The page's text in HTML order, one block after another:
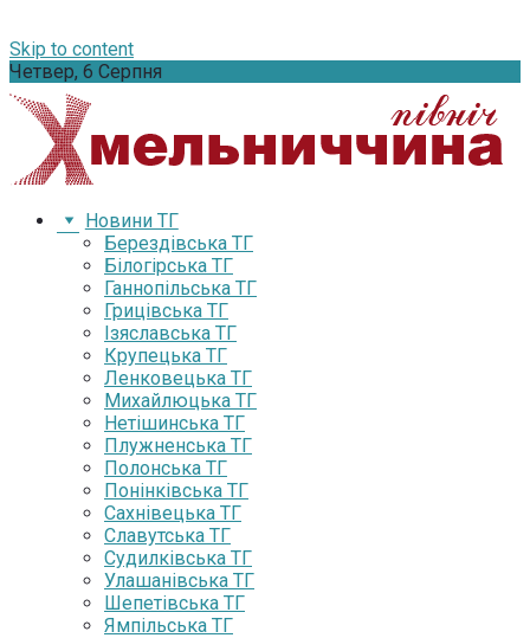
Skip to content
Четвер, 6 Серпня
Новини ТГ
Берездівська ТГ
Білогірська ТГ
Ганнопільська ТГ
Грицівська ТГ
Ізяславська ТГ
Крупецька ТГ
Ленковецька ТГ
Михайлюцька ТГ
Нетішинська ТГ
Плужненська ТГ
Полонська ТГ
Понінківська ТГ
Сахнівецька ТГ
Славутська ТГ
Судилківська ТГ
Улашанівська ТГ
Шепетівська ТГ
Ямпільська ТГ